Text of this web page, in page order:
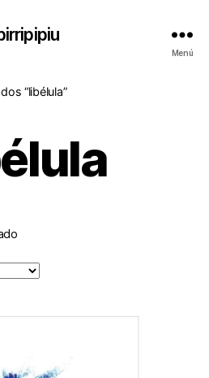
Menú
“libélula”